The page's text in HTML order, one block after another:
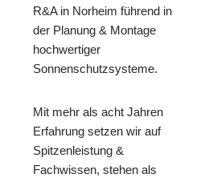
R&A in Norheim führend in
der Planung & Montage
hochwertiger
Sonnenschutzsysteme.
Mit mehr als acht Jahren
Erfahrung setzen wir auf
Spitzenleistung &
Fachwissen, stehen als